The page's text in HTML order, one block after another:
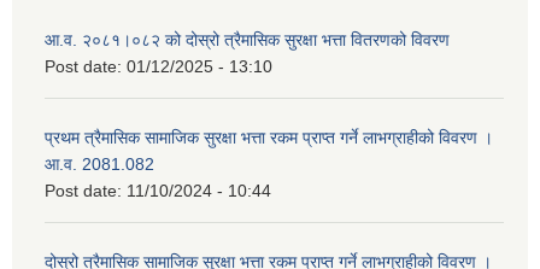
आ.व. २०८१।०८२ को दोस्रो त्रैमासिक सुरक्षा भत्ता वितरणको विवरण
Post date: 01/12/2025 - 13:10
प्रथम त्रैमासिक सामाजिक सुरक्षा भत्ता रकम प्राप्त गर्ने लाभग्राहीको विवरण ।
आ.व. 2081.082
Post date: 11/10/2024 - 10:44
दोस्रो त्रैमासिक सामाजिक सुरक्षा भत्ता रकम प्राप्त गर्ने लाभग्राहीको विवरण ।